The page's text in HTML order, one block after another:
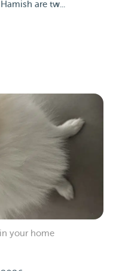
are tw...
in your home